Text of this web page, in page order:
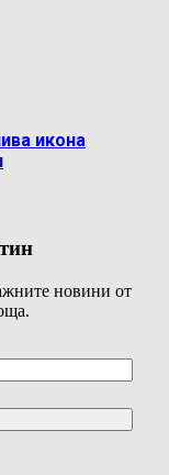
икона
новини от